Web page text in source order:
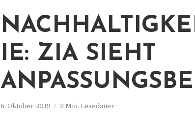
IE: ZIA SIEHT
6. Oktober 2019 2 Min. Lesedauer